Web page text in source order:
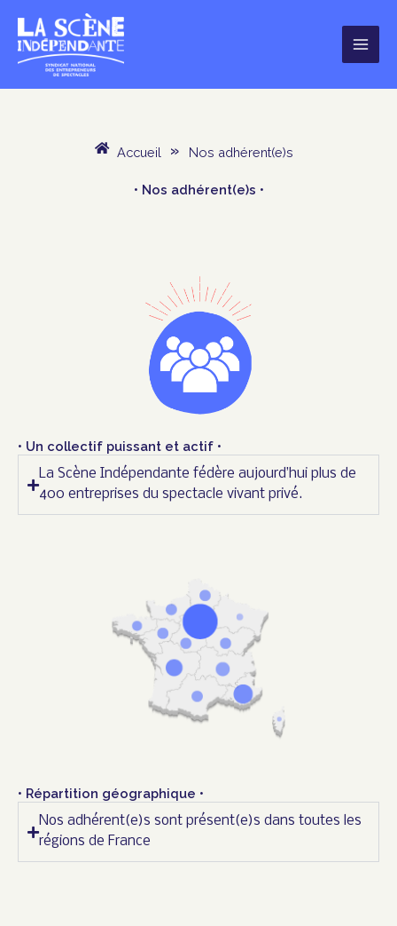
contenu
Accueil » Nos adhérent(e)s
• Nos adhérent(e)s •
• Un collectif puissant et actif •
La Scène Indépendante fédère aujourd’hui plus de
400 entreprises du spectacle vivant privé.
• Répartition géographique •
Nos adhérent(e)s sont présent(e)s dans toutes les
régions de France